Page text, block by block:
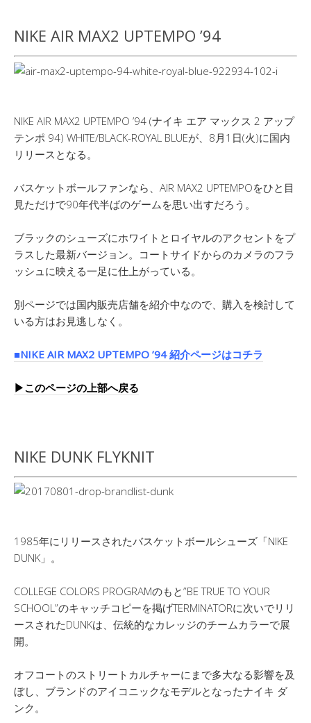
NIKE AIR MAX2 UPTEMPO ’94
NIKE AIR MAX2 UPTEMPO ’94 (ナイキ エア マックス 2 アップ
テンポ 94) WHITE/BLACK-ROYAL BLUEが、8月1日(火)に国内
リリースとなる。
バスケットボールファンなら、AIR MAX2 UPTEMPOをひと目
見ただけで90年代半ばのゲームを思い出すだろう。
ブラックのシューズにホワイトとロイヤルのアクセントをプ
ラスした最新バージョン。コートサイドからのカメラのフラ
ッシュに映える一足に仕上がっている。
別ページでは国内販売店舗を紹介中なので、購入を検討して
いる方はお見逃しなく。
■NIKE AIR MAX2 UPTEMPO ’94 紹介ページはコチラ
▶︎このページの上部へ戻る
NIKE DUNK FLYKNIT
1985年にリリースされたバスケットボールシューズ「NIKE
DUNK」。
COLLEGE COLORS PROGRAMのもと”BE TRUE TO YOUR
SCHOOL”のキャッチコピーを掲げTERMINATORに次いでリリ
ースされたDUNKは、伝統的なカレッジのチームカラーで展
開。
オフコートのストリートカルチャーにまで多大なる影響を及
ぼし、ブランドのアイコニックなモデルとなったナイキ ダ
ンク。